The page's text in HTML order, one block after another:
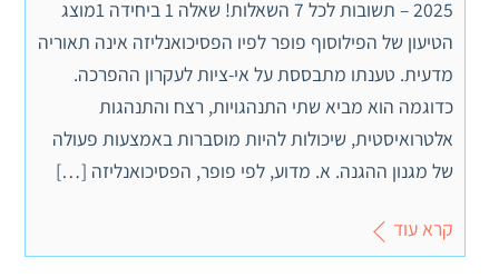
2025 – תשובות לכל 7 השאלות! שאלה 1 ביחידה 1מוצג
הטיעון של הפילוסוף פופר לפיו הפסיכואנליזה אינה תאוריה
מדעית. טענתו מתבססת על אי-ציות לעקרון ההפרכה.
כדוגמה הוא מביא שתי התנהגויות, רצח והתנהגות
אלטרואיסטית, שיכולות להיות מוסברות באמצעות פעולה
של מגנון ההגנה. א. מדוע, לפי פופר, הפסיכואנליזה […]
קרא עוד